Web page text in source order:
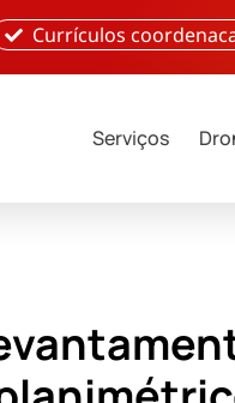
Currículos
Serviços